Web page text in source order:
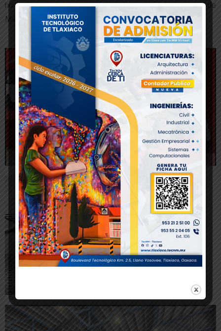
humano que contribuye al desarrollo tecnológico y social de
México.